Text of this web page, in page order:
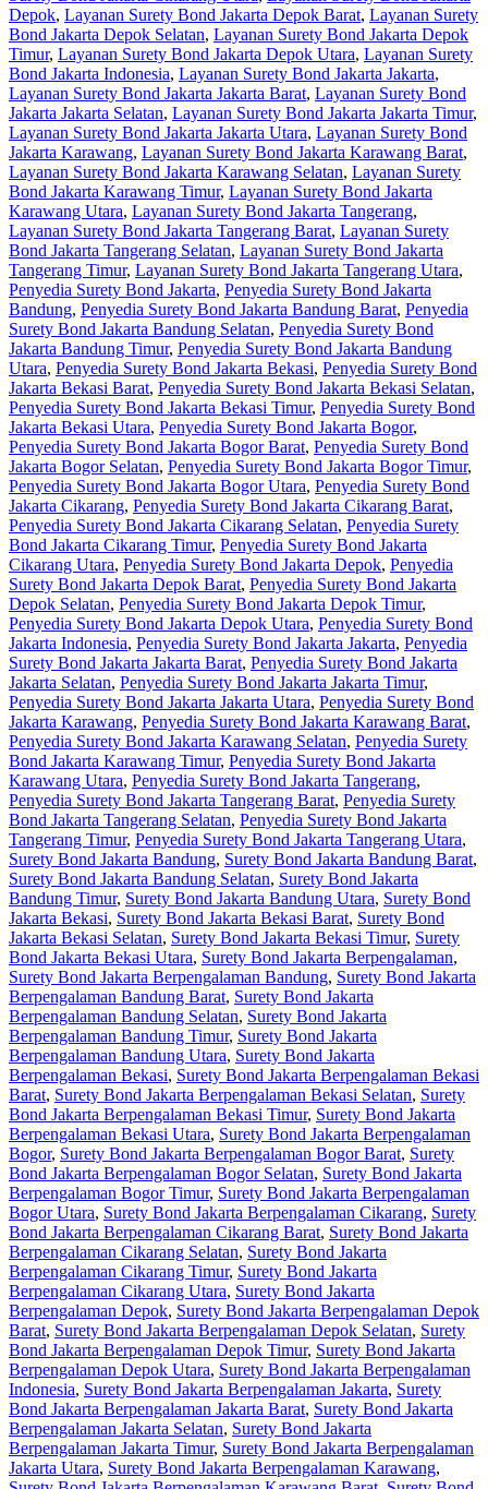
Depok, Layanan Surety Bond Jakarta Depok Barat, Layanan Surety
Bond Jakarta Depok Selatan, Layanan Surety Bond Jakarta Depok
Timur, Layanan Surety Bond Jakarta Depok Utara, Layanan Surety
Bond Jakarta Indonesia, Layanan Surety Bond Jakarta Jakarta,
Layanan Surety Bond Jakarta Jakarta Barat, Layanan Surety Bond
Jakarta Jakarta Selatan, Layanan Surety Bond Jakarta Jakarta Timur,
Layanan Surety Bond Jakarta Jakarta Utara, Layanan Surety Bond
Jakarta Karawang, Layanan Surety Bond Jakarta Karawang Barat,
Layanan Surety Bond Jakarta Karawang Selatan, Layanan Surety
Bond Jakarta Karawang Timur, Layanan Surety Bond Jakarta
Karawang Utara, Layanan Surety Bond Jakarta Tangerang,
Layanan Surety Bond Jakarta Tangerang Barat, Layanan Surety
Bond Jakarta Tangerang Selatan, Layanan Surety Bond Jakarta
Tangerang Timur, Layanan Surety Bond Jakarta Tangerang Utara,
Penyedia Surety Bond Jakarta, Penyedia Surety Bond Jakarta
Bandung, Penyedia Surety Bond Jakarta Bandung Barat, Penyedia
Surety Bond Jakarta Bandung Selatan, Penyedia Surety Bond
Jakarta Bandung Timur, Penyedia Surety Bond Jakarta Bandung
Utara, Penyedia Surety Bond Jakarta Bekasi, Penyedia Surety Bond
Jakarta Bekasi Barat, Penyedia Surety Bond Jakarta Bekasi Selatan,
Penyedia Surety Bond Jakarta Bekasi Timur, Penyedia Surety Bond
Jakarta Bekasi Utara, Penyedia Surety Bond Jakarta Bogor,
Penyedia Surety Bond Jakarta Bogor Barat, Penyedia Surety Bond
Jakarta Bogor Selatan, Penyedia Surety Bond Jakarta Bogor Timur,
Penyedia Surety Bond Jakarta Bogor Utara, Penyedia Surety Bond
Jakarta Cikarang, Penyedia Surety Bond Jakarta Cikarang Barat,
Penyedia Surety Bond Jakarta Cikarang Selatan, Penyedia Surety
Bond Jakarta Cikarang Timur, Penyedia Surety Bond Jakarta
Cikarang Utara, Penyedia Surety Bond Jakarta Depok, Penyedia
Surety Bond Jakarta Depok Barat, Penyedia Surety Bond Jakarta
Depok Selatan, Penyedia Surety Bond Jakarta Depok Timur,
Penyedia Surety Bond Jakarta Depok Utara, Penyedia Surety Bond
Jakarta Indonesia, Penyedia Surety Bond Jakarta Jakarta, Penyedia
Surety Bond Jakarta Jakarta Barat, Penyedia Surety Bond Jakarta
Jakarta Selatan, Penyedia Surety Bond Jakarta Jakarta Timur,
Penyedia Surety Bond Jakarta Jakarta Utara, Penyedia Surety Bond
Jakarta Karawang, Penyedia Surety Bond Jakarta Karawang Barat,
Penyedia Surety Bond Jakarta Karawang Selatan, Penyedia Surety
Bond Jakarta Karawang Timur, Penyedia Surety Bond Jakarta
Karawang Utara, Penyedia Surety Bond Jakarta Tangerang,
Penyedia Surety Bond Jakarta Tangerang Barat, Penyedia Surety
Bond Jakarta Tangerang Selatan, Penyedia Surety Bond Jakarta
Tangerang Timur, Penyedia Surety Bond Jakarta Tangerang Utara,
Surety Bond Jakarta Bandung, Surety Bond Jakarta Bandung Barat,
Surety Bond Jakarta Bandung Selatan, Surety Bond Jakarta
Bandung Timur, Surety Bond Jakarta Bandung Utara, Surety Bond
Jakarta Bekasi, Surety Bond Jakarta Bekasi Barat, Surety Bond
Jakarta Bekasi Selatan, Surety Bond Jakarta Bekasi Timur, Surety
Bond Jakarta Bekasi Utara, Surety Bond Jakarta Berpengalaman,
Surety Bond Jakarta Berpengalaman Bandung, Surety Bond Jakarta
Berpengalaman Bandung Barat, Surety Bond Jakarta
Berpengalaman Bandung Selatan, Surety Bond Jakarta
Berpengalaman Bandung Timur, Surety Bond Jakarta
Berpengalaman Bandung Utara, Surety Bond Jakarta
Berpengalaman Bekasi, Surety Bond Jakarta Berpengalaman Bekasi
Barat, Surety Bond Jakarta Berpengalaman Bekasi Selatan, Surety
Bond Jakarta Berpengalaman Bekasi Timur, Surety Bond Jakarta
Berpengalaman Bekasi Utara, Surety Bond Jakarta Berpengalaman
Bogor, Surety Bond Jakarta Berpengalaman Bogor Barat, Surety
Bond Jakarta Berpengalaman Bogor Selatan, Surety Bond Jakarta
Berpengalaman Bogor Timur, Surety Bond Jakarta Berpengalaman
Bogor Utara, Surety Bond Jakarta Berpengalaman Cikarang, Surety
Bond Jakarta Berpengalaman Cikarang Barat, Surety Bond Jakarta
Berpengalaman Cikarang Selatan, Surety Bond Jakarta
Berpengalaman Cikarang Timur, Surety Bond Jakarta
Berpengalaman Cikarang Utara, Surety Bond Jakarta
Berpengalaman Depok, Surety Bond Jakarta Berpengalaman Depok
Barat, Surety Bond Jakarta Berpengalaman Depok Selatan, Surety
Bond Jakarta Berpengalaman Depok Timur, Surety Bond Jakarta
Berpengalaman Depok Utara, Surety Bond Jakarta Berpengalaman
Indonesia, Surety Bond Jakarta Berpengalaman Jakarta, Surety
Bond Jakarta Berpengalaman Jakarta Barat, Surety Bond Jakarta
Berpengalaman Jakarta Selatan, Surety Bond Jakarta
Berpengalaman Jakarta Timur, Surety Bond Jakarta Berpengalaman
Jakarta Utara, Surety Bond Jakarta Berpengalaman Karawang,